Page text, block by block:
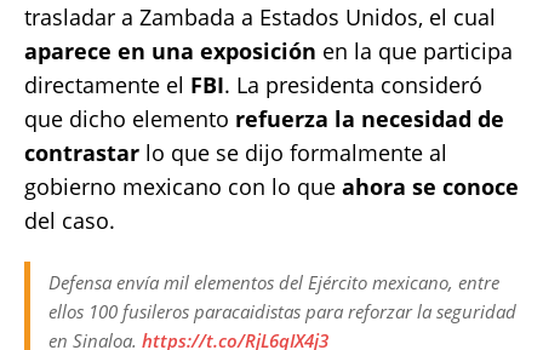
trasladar a Zambada a Estados Unidos, el cual
aparece en una exposición en la que participa
directamente el FBI. La presidenta consideró
que dicho elemento refuerza la necesidad de
contrastar lo que se dijo formalmente al
gobierno mexicano con lo que ahora se conoce
del caso.
Defensa envía mil elementos del Ejército mexicano, entre
ellos 100 fusileros paracaidistas para reforzar la seguridad
en Sinaloa. https://t.co/RjL6qIX4j3